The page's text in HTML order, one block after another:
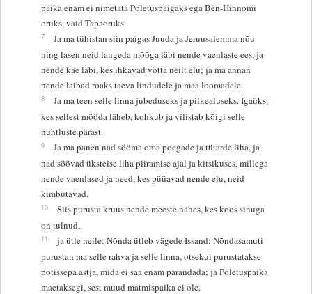
paika enam ei nimetata Põletuspaigaks ega Ben-Hinnomi
oruks, vaid Tapaoruks.
7
Ja ma tühistan siin paigas Juuda ja Jeruusalemma nõu
ning lasen neid langeda mõõga läbi nende vaenlaste ees, ja
nende käe läbi, kes ihkavad võtta neilt elu; ja ma annan
nende laibad roaks taeva lindudele ja maa loomadele.
8
Ja ma teen selle linna jubeduseks ja pilkealuseks. Igaüks,
kes sellest mööda läheb, kohkub ja vilistab kõigi selle
nuhtluste pärast.
9
Ja ma panen nad sööma oma poegade ja tütarde liha, ja
nad söövad üksteise liha piiramise ajal ja kitsikuses, millega
nende vaenlased ja need, kes püüavad nende elu, neid
kimbutavad.
10
Siis purusta kruus nende meeste nähes, kes koos sinuga
on tulnud,
11
ja ütle neile: Nõnda ütleb vägede Issand: Nõndasamuti
purustan ma selle rahva ja selle linna, otsekui purustatakse
potissepa astja, mida ei saa enam parandada; ja Põletuspaika
maetaksegi, sest muud matmispaika ei ole.